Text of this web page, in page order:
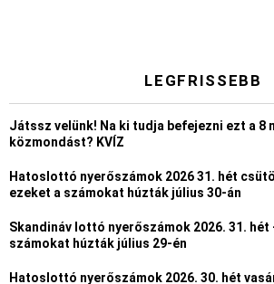
LEGFRISSEBB
Játssz velünk! Na ki tudja befejezni ezt a 8
közmondást? KVÍZ
Hatoslottó nyerőszámok 2026 31. hét
ezeket a számokat húzták július 30-án
Skandináv lottó nyerőszámok 2026. 31. hét
számokat húzták július 29-én
Hatoslottó nyerőszámok 2026. 30. hét